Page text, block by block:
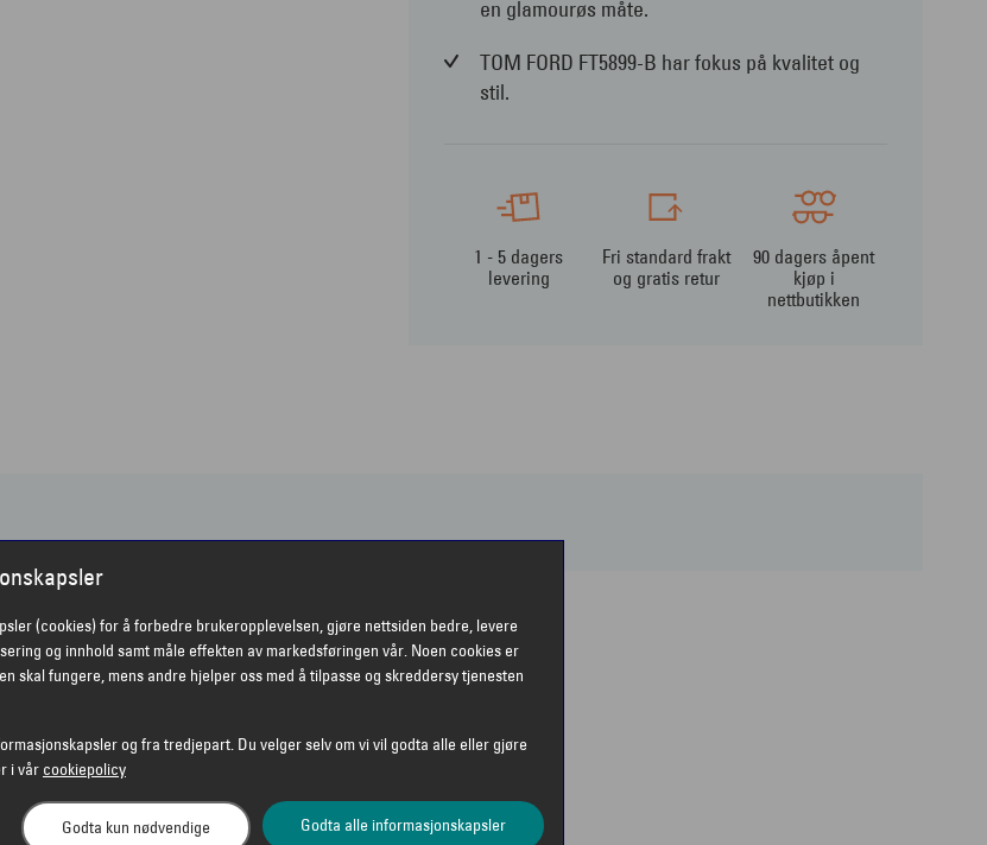
en glamourøs måte.
TOM FORD FT5899-B har fokus på kvalitet og
stil.
1 - 5 dagers
levering
Fri standard frakt
og gratis retur
90 dagers åpent
kjøp i
nettbutikken
(cookies) for å forbedre brukeropplevelsen, gjøre nettsiden bedre, levere
og innhold samt måle effekten av markedsføringen vår. Noen cookies er
skal fungere, mens andre hjelper oss med å tilpasse og skreddersy tjenesten
og fra tredjepart. Du velger selv om vi vil godta alle eller gjøre
i vår cookiepolicy
Godta alle informasjonskapsler
Godta kun nødvendige